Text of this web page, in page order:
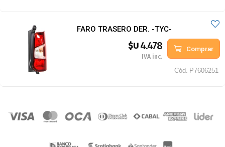
FARO TRASERO DER. -TYC-
$U4.478
IVA inc.
Comprar
Cód. P7606251